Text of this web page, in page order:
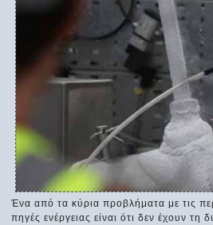
Ένα από τα κύρια προβλήματα με τις
πηγές ενέργειας είναι ότι δεν έχουν